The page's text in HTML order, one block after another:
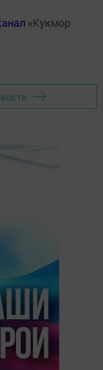
«Кукмор